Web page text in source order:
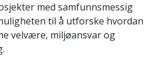
med samfunnsmessig
til å utforske hvordan
velvære, miljøansvar og